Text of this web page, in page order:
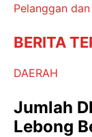
Pelanggan
BERITA
DAERAH
Jumlah
Lebong